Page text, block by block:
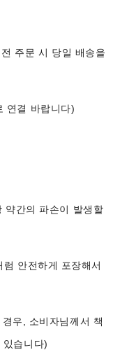
주문 시 당일 배송을
연결 바랍니다)
약간의 파손이 발생할
안전하게 포장해서
우, 소비자님께서 책
습니다)